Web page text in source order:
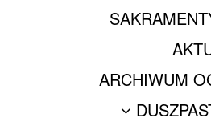
ARCHIWUM